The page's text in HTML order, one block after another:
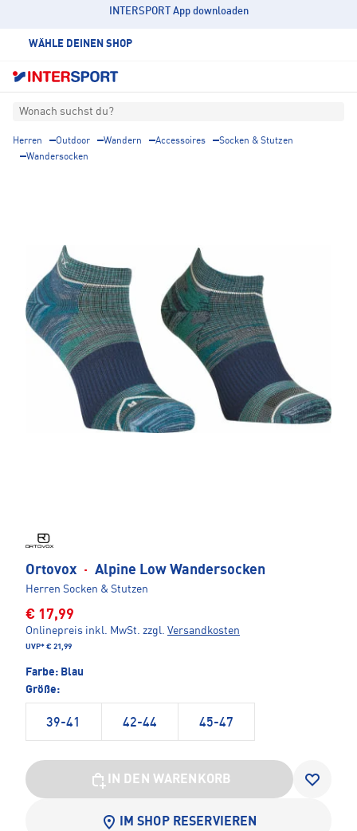
INTERSPORT App downloaden
WÄHLE DEINEN SHOP
Wonach suchst du?
Herren Outdoor Wandern Accessoires
Socken & Stutzen
Wandersocken
Ortovox · Alpine Low Wandersocken
Herren Socken & Stutzen
€ 17,99
Onlinepreis inkl. MwSt. zzgl. Versandkosten
UVP* € 21,99
Farbe: Blau
Größe:
39-41 42-44 45-47
IN DEN WARENKORB
IM SHOP RESERVIEREN